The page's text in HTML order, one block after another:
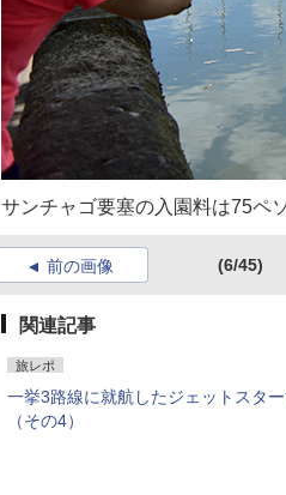
サンチャゴ要塞の入園料は75ペ
前の画像 (6/45)
関連記事
旅レポ
一挙3路線に就航したジェットスタ
（その4）